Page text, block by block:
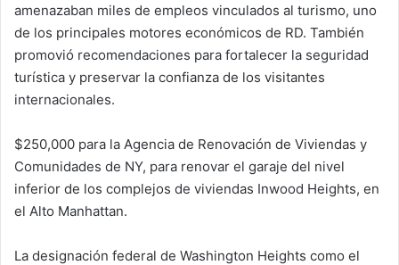
amenazaban miles de empleos vinculados al turismo, uno
de los principales motores económicos de RD. También
promovió recomendaciones para fortalecer la seguridad
turística y preservar la confianza de los visitantes
internacionales.
$250,000 para la Agencia de Renovación de Viviendas y
Comunidades de NY, para renovar el garaje del nivel
inferior de los complejos de viviendas Inwood Heights, en
el Alto Manhattan.
La designación federal de Washington Heights como el